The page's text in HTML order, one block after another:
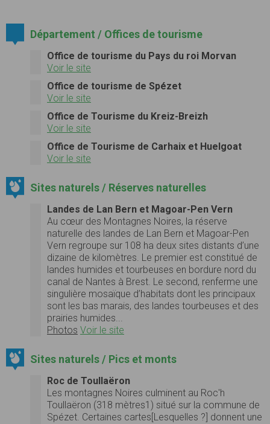
Département / Offices de tourisme
Office de tourisme du Pays du roi Morvan
Voir le site
Office de tourisme de Spézet
Voir le site
Office de Tourisme du Kreiz-Breizh
Voir le site
Office de Tourisme de Carhaix et Huelgoat
Voir le site
Sites naturels / Réserves naturelles
Landes de Lan Bern et Magoar-Pen Vern
Au cœur des Montagnes Noires, la réserve
naturelle des landes de Lan Bern et Magoar-Pen
Vern regroupe sur 108 ha deux sites distants d’une
dizaine de kilomètres. Le premier est constitué de
landes humides et tourbeuses en bordure nord du
canal de Nantes à Brest. Le second, renferme une
singulière mosaïque d’habitats dont les principaux
sont les bas marais, des landes tourbeuses et des
prairies humides...
Photos Voir le site
Sites naturels / Pics et monts
Roc de Toullaëron
Les montagnes Noires culminent au Roc'h
Toullaëron (318 mètres1) situé sur la commune de
Spézet. Certaines cartes[Lesquelles ?] donnent une